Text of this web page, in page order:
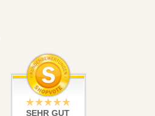
SEHR GUT